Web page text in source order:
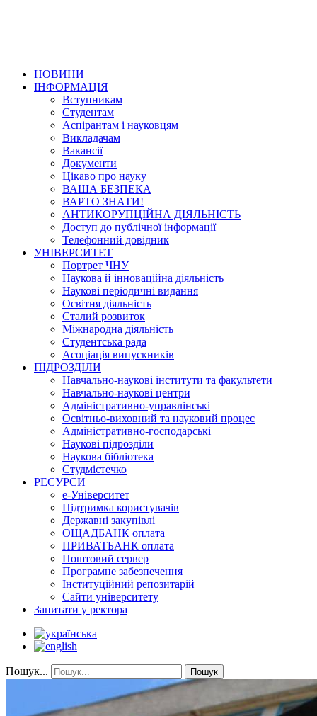
НОВИНИ
ІНФОРМАЦІЯ
Вступникам
Студентам
Аспірантам і науковцям
Викладачам
Вакансії
Документи
Цікаво про науку
ВАША БЕЗПЕКА
ВАРТО ЗНАТИ!
АНТИКОРУПЦІЙНА ДІЯЛЬНІСТЬ
Доступ до публічної інформації
Телефонний довідник
УНІВЕРСИТЕТ
Портрет ЧНУ
Наукова й інноваційна діяльність
Наукові періодичні видання
Освітня діяльність
Сталий розвиток
Міжнародна діяльність
Студентська рада
Асоціація випускників
ПІДРОЗДІЛИ
Навчально-наукові інститути та факультети
Навчально-наукові центри
Адміністративно-управлінські
Освітньо-виховний та науковий процес
Адміністративно-господарські
Наукові підрозділи
Наукова бібліотека
Студмістечко
РЕСУРСИ
е-Університет
Підтримка користувачів
Державні закупівлі
ОЩАДБАНК оплата
ПРИВАТБАНК оплата
Поштовий сервер
Програмне забезпечення
Інституційний репозитарій
Сайти університету
Запитати у ректора
Пошук... Пошук